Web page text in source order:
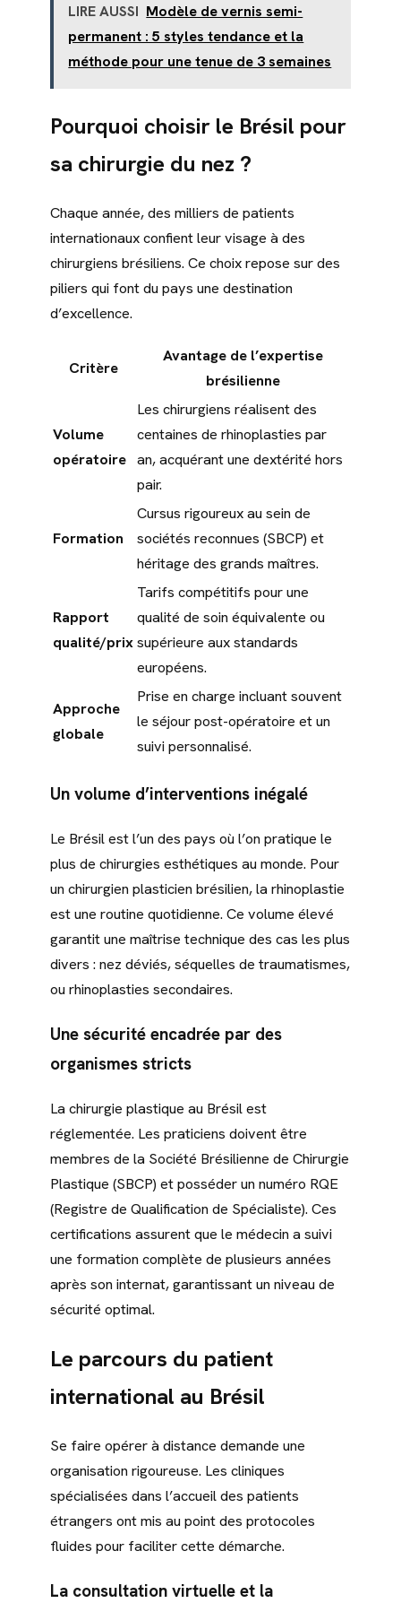
LIRE AUSSI Modèle de vernis semi-
permanent : 5 styles tendance et la
méthode pour une tenue de 3 semaines
Pourquoi choisir le Brésil pour
sa chirurgie du nez ?
Chaque année, des milliers de patients
internationaux confient leur visage à des
chirurgiens brésiliens. Ce choix repose sur des
piliers qui font du pays une destination
d’excellence.
Critère
Avantage de l’expertise
brésilienne
Volume
opératoire
Les chirurgiens réalisent des
centaines de rhinoplasties par
an, acquérant une dextérité hors
pair.
Formation
Cursus rigoureux au sein de
sociétés reconnues (SBCP) et
héritage des grands maîtres.
Rapport
qualité/prix
Tarifs compétitifs pour une
qualité de soin équivalente ou
supérieure aux standards
européens.
Approche
globale
Prise en charge incluant souvent
le séjour post-opératoire et un
suivi personnalisé.
Un volume d’interventions inégalé
Le Brésil est l’un des pays où l’on pratique le
plus de chirurgies esthétiques au monde. Pour
un chirurgien plasticien brésilien, la rhinoplastie
est une routine quotidienne. Ce volume élevé
garantit une maîtrise technique des cas les plus
divers : nez déviés, séquelles de traumatismes,
ou rhinoplasties secondaires.
Une sécurité encadrée par des
organismes stricts
La chirurgie plastique au Brésil est
réglementée. Les praticiens doivent être
membres de la Société Brésilienne de Chirurgie
Plastique (SBCP) et posséder un numéro RQE
(Registre de Qualification de Spécialiste). Ces
certifications assurent que le médecin a suivi
une formation complète de plusieurs années
après son internat, garantissant un niveau de
sécurité optimal.
Le parcours du patient
international au Brésil
Se faire opérer à distance demande une
organisation rigoureuse. Les cliniques
spécialisées dans l’accueil des patients
étrangers ont mis au point des protocoles
fluides pour faciliter cette démarche.
La consultation virtuelle et la